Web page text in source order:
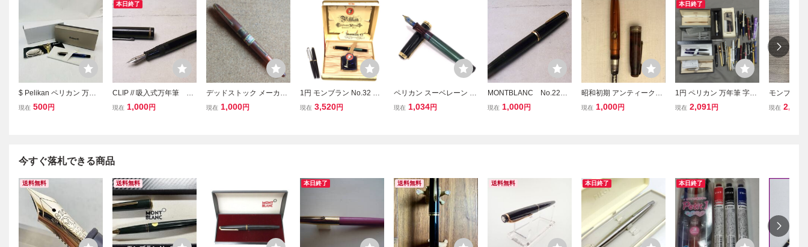
$ Pelikan ペリカン 万年
筆 M205クラシックマー
現在 500円
本日終了
CLIP // 吸入式万年筆 ヴ
ィンテージ USED
現在 1,000円
デッドストック メーカー
不明 万年筆 吸入式
現在 1,000円
1円 モンブラン No.32 ペ
ン先 585 万年筆 インク吸
現在 3,520円
ペリカン スーベレーン ペ
ン先 18C-750 万年筆 イ
現在 1,034円
MONTBLANC No.22
吸入式万年筆 モンブラ
現在 1,000円
昭和初期 アンティーク・
ビンテージ吸入式万年筆
現在 1,000円
本日終了
1円 ペリカン 万年筆 字幅
F 尾栓回転吸入式 他 パー
現在 2,091円
モンブ
現在 2,000
今すぐ落札できる商品
送料無料 送料無料 本日終了 送料無料 送料無料 本日終了 本日終了